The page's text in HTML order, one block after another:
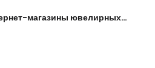
магазины ювелирных…